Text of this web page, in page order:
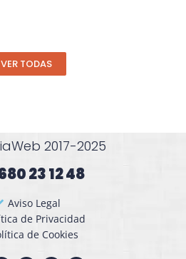
VER TODAS
2017-2025
23 12 48​
Aviso Legal
de Privacidad
de Cookies